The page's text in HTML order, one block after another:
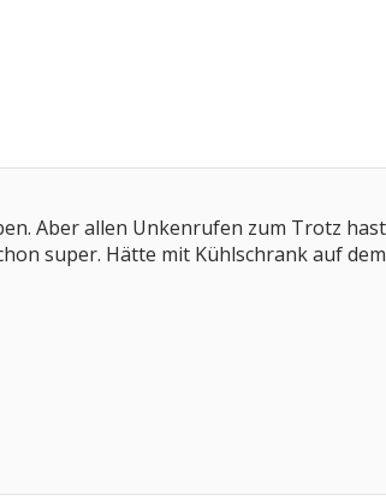
Aber allen Unkenrufen zum Trotz
super. Hätte mit Kühlschrank auf